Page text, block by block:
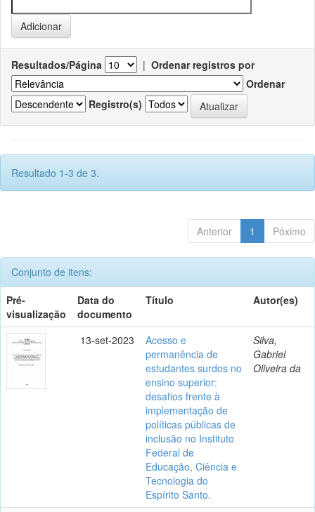
Resultados/Página | Ordenar registros por
Ordenar
Registro(s)
Resultado 1-3 de 3.
Anterior 1 Póximo
Conjunto de itens:
Pré-
visualização
Data do
documento
Título Autor(es)
13-set-2023
Acesso e
permanência de
estudantes surdos no
ensino superior:
desafios frente à
implementação de
políticas públicas de
inclusão no Instituto
Federal de
Educação, Ciência e
Tecnologia do
Espírito Santo.
Silva,
Gabriel
Oliveira da